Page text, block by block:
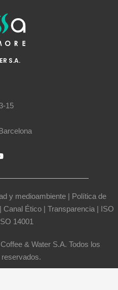
S.A.
15
y medioambiente| Política de
| Canal Ético | Transparencia | ISO
14001
& Water S.A. Todos los